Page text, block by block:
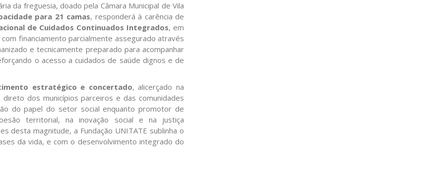
da freguesia, doado pela Câmara Municipal de Vila
para 21 camas, responderá à carência de
de Cuidados Continuados Integrados, em
financiamento parcialmente assegurado através
e tecnicamente preparado para acompanhar
o acesso a cuidados de saúde dignos e de
estratégico e concertado, alicerçado na
dos municípios parceiros e das comunidades
do papel do setor social enquanto promotor de
territorial, na inovação social e na justiça
desta magnitude, a Fundação UNITATE sublinha o
da vida, e com o desenvolvimento integrado do